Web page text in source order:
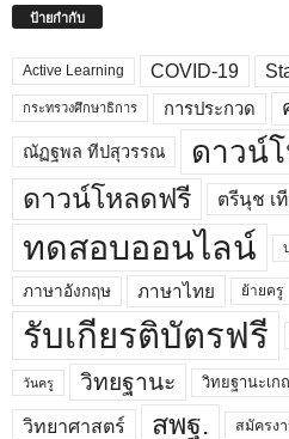
ป้ายกำกับ
Active Learning COVID-19
กระทรวงศึกษาธิการ การประกวด
ณัฏฐพล ทีปสุวรรณ ดาวน์
ดาวน์โหลดฟรี ตรีนุช เ
ทดสอบออนไลน์
ภาษาอังกฤษ ภาษาไทย ย้ายครู
รับเกียรติบัตรฟรี
วันครู วิทยฐานะ วิทยฐานะเ
วิทยาศาสตร์ สพฐ. สมัครง